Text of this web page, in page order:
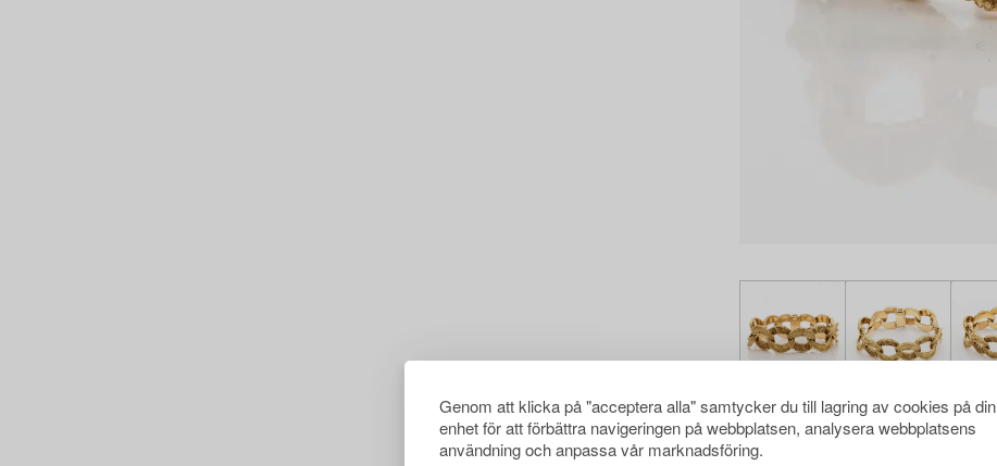
Genom att klicka på "acceptera alla" samtycker du till lagring av cookies på din
enhet för att förbättra navigeringen på webbplatsen, analysera webbplatsens
användning och anpassa vår marknadsföring.